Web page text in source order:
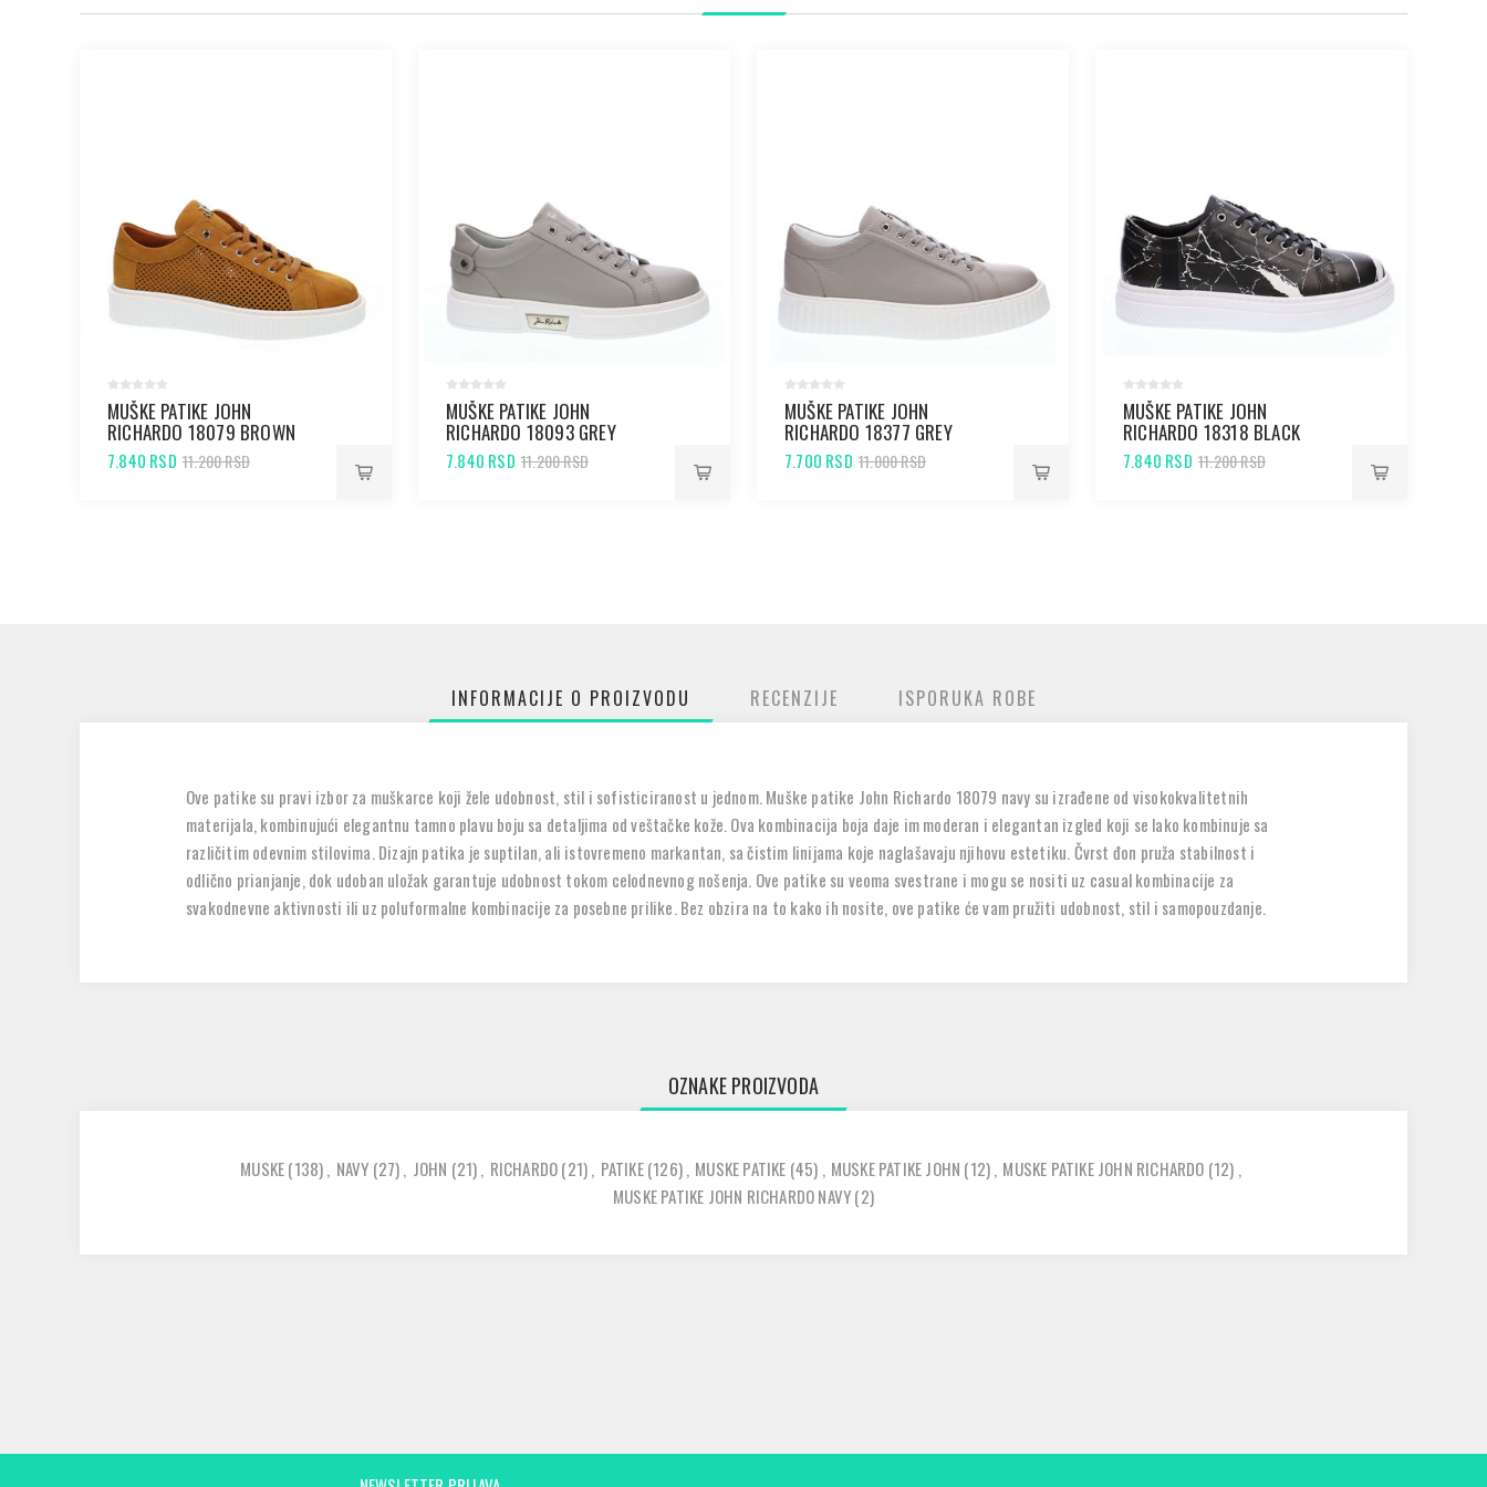
MUŠKE PATIKE JOHN
RICHARDO 18079 BROWN
7.840 RSD 11.200 RSD
MUŠKE PATIKE JOHN
RICHARDO 18093 GREY
7.840 RSD 11.200 RSD
MUŠKE PATIKE JOHN
RICHARDO 18377 GREY
7.700 RSD 11.000 RSD
MUŠKE PATIKE JOHN
RICHARDO 18318 BLACK
7.840 RSD 11.200 RSD
INFORMACIJE O PROIZVODU RECENZIJE ISPORUKA ROBE
Ove patike su pravi izbor za muškarce koji žele udobnost, stil i sofisticiranost u jednom. Muške patike John Richardo 18079 navy su izrađene od visokokvalitetnih
materijala, kombinujući elegantnu tamno plavu boju sa detaljima od veštačke kože. Ova kombinacija boja daje im moderan i elegantan izgled koji se lako kombinuje sa
različitim odevnim stilovima. Dizajn patika je suptilan, ali istovremeno markantan, sa čistim linijama koje naglašavaju njihovu estetiku. Čvrst đon pruža stabilnost i
odlično prianjanje, dok udoban uložak garantuje udobnost tokom celodnevnog nošenja. Ove patike su veoma svestrane i mogu se nositi uz casual kombinacije za
svakodnevne aktivnosti ili uz poluformalne kombinacije za posebne prilike. Bez obzira na to kako ih nosite, ove patike će vam pružiti udobnost, stil i samopouzdanje.
OZNAKE PROIZVODA
MUSKE(138), NAVY (27), JOHN (21), RICHARDO(21), PATIKE(126), MUSKE PATIKE (45) , MUSKE PATIKE JOHN (12), MUSKE PATIKE JOHN RICHARDO (12) ,
MUSKE PATIKE JOHN RICHARDO NAVY(2)